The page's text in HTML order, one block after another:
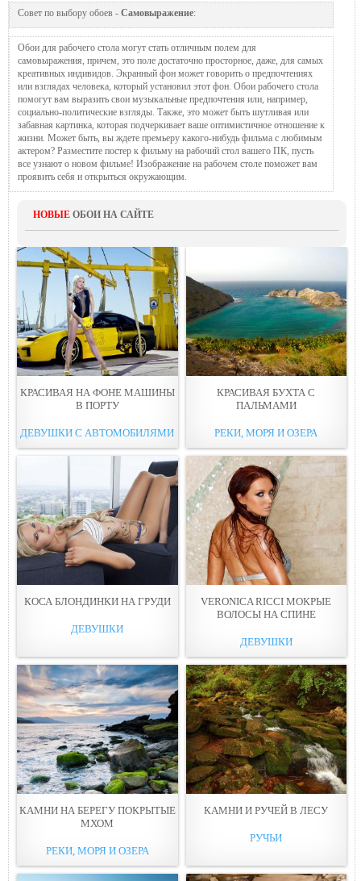
Совет по выбору обоев - Самовыражение:
Обои для рабочего стола могут стать отличным полем для
самовыражения, причем, это поле достаточно просторное, даже, для самых
креативных индивидов. Экранный фон может говорить о предпочтениях
или взглядах человека, который установил этот фон. Обои рабочего стола
помогут вам выразить свои музыкальные предпочтения или, например,
социально-политические взгляды. Также, это может быть шутливая или
забавная картинка, которая подчеркивает ваше оптимистичное отношение к
жизни. Может быть, вы ждете премьеру какого-нибудь фильма с любимым
актером? Разместите постер к фильму на рабочий стол вашего ПК, пусть
все узнают о новом фильме! Изображение на рабочем столе поможет вам
проявить себя и открыться окружающим.
НОВЫЕ ОБОИ НА САЙТЕ
КРАСИВАЯ НА ФОНE МАШИНЫ
В ПОРТУ
ДЕВУШКИ С АВТОМОБИЛЯМИ
КРАСИВАЯ БУХТА С
ПАЛЬМАМИ
РЕКИ, МОРЯ И ОЗЕРА
КОСА БЛОНДИНКИ НА ГРУДИ
ДЕВУШКИ
VERONICA RICCI МОКРЫЕ
ВОЛОСЫ НА СПИНЕ
ДЕВУШКИ
КАМНИ НА БЕРЕГУ ПОКРЫТЫЕ
МХОМ
РЕКИ, МОРЯ И ОЗЕРА
КАМНИ И РУЧЕЙ В ЛEСУ
РУЧЬИ